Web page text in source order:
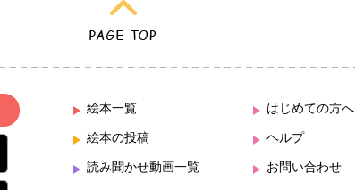
絵本一覧
絵本の投稿
読み聞かせ動画一覧
はじめての方へ
ヘルプ
お問い合わせ